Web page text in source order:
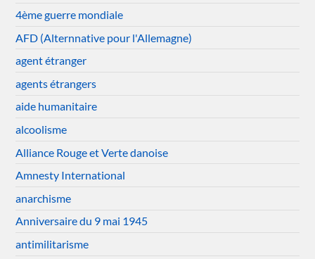
4ème guerre mondiale
AFD (Alternnative pour l'Allemagne)
agent étranger
agents étrangers
aide humanitaire
alcoolisme
Alliance Rouge et Verte danoise
Amnesty International
anarchisme
Anniversaire du 9 mai 1945
antimilitarisme